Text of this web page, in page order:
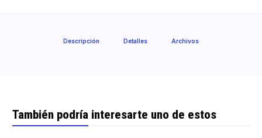
Descripción Detalles Archivos
También podría interesarte uno de estos